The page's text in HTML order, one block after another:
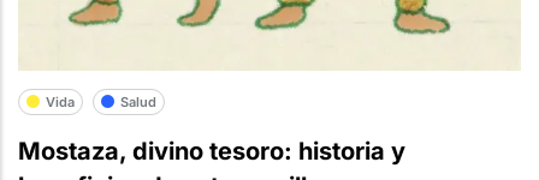
Vida Salud
Mostaza, divino tesoro: historia y